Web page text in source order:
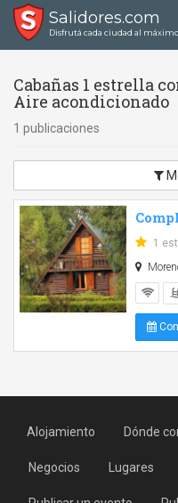
Salidores.com
Disfrutá cada ciudad al máximo
Cabañas 1 estrella
Aire acondicionado
1 publicaciones
1
Alojamiento Dónde
Negocios Lugares